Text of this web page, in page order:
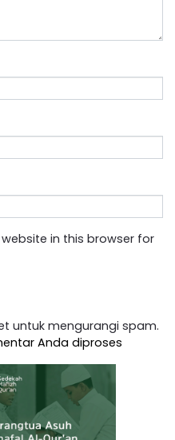
in this browser for
untuk mengurangi spam.
Anda diproses